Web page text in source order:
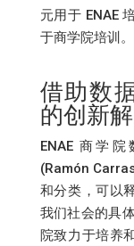
元用于 ENAE
于商学院培训。
借助数
的创新
ENAE 商学
(Ramón
和分类，可以
我们社会的具
院致力于培养